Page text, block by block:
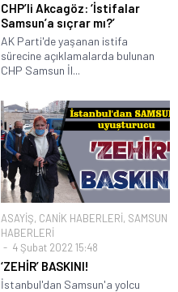
CHP’li Akcagöz: ‘İstifalar
Samsun’a sıçrar mı?’
AK Parti'de yaşanan istifa
sürecine açıklamalarda bulunan
CHP Samsun İl...
ASAYİŞ, CANİK HABERLERİ, SAMSUN
HABERLERİ
4 Şubat 2022 15:48
‘ZEHİR’ BASKINI!
İstanbul'dan Samsun'a yolcu